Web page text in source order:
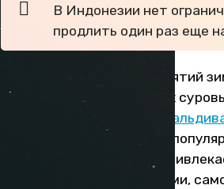
В Индонезии нет
продлить один раз еще
Желание убежать от объятий
посещает жителей наших
затрат. А на фоне других
пляжного отдыха, Бали
достопримечательностями,